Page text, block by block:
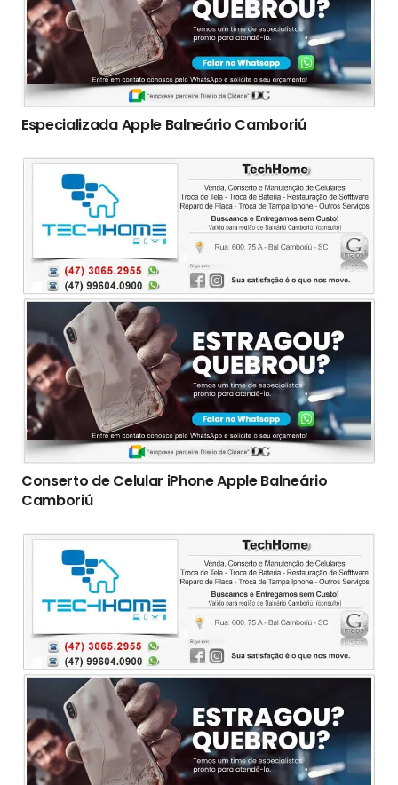
Especializada Apple Balneário Camboriú
Conserto de Celular iPhone Apple Balneário
Camboriú